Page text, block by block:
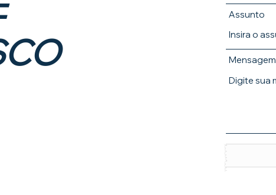
Assunto
Mensagem